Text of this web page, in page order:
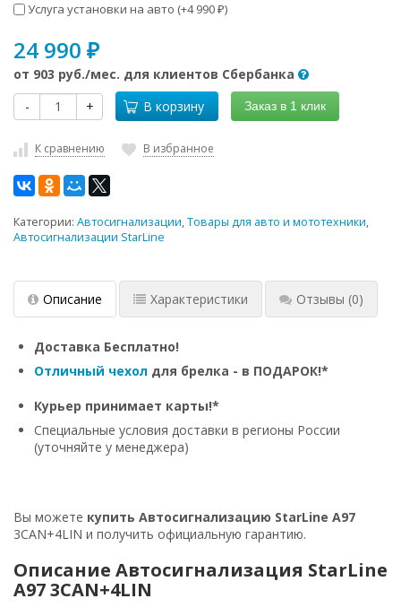
Услуга установки на авто (+4 990 ₽)
24 990 ₽
от 903 руб./мес. для клиентов Сбербанка
-
+ В корзину Заказ в 1 клик
К сравнению В избранное
Категории: Автосигнализации,Товары для авто и мототехники,
Автосигнализации StarLine
Описание Характеристики Отзывы (0)
Доставка Бесплатно!
Отличный чехол для брелка - в ПОДАРОК!*
Курьер принимает карты!*
Специальные условия доставки в регионы России
(уточняйте у менеджера)
Вы можете купить Автосигнализацию StarLine A97
3CAN+4LIN и получить официальную гарантию.
Описание Автосигнализация StarLine
A97 3CAN+4LIN